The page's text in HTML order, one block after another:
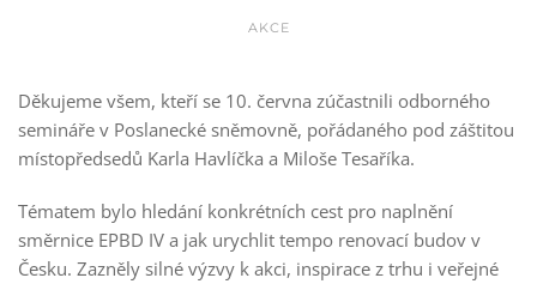
AKCE
Děkujeme všem, kteří se 10. června zúčastnili odborného
semináře v Poslanecké sněmovně, pořádaného pod záštitou
místopředsedů Karla Havlíčka a Miloše Tesaříka.
Tématem bylo hledání konkrétních cest pro naplnění
směrnice EPBD IV a jak urychlit tempo renovací budov v
Česku. Zazněly silné výzvy k akci, inspirace z trhu i veřejné